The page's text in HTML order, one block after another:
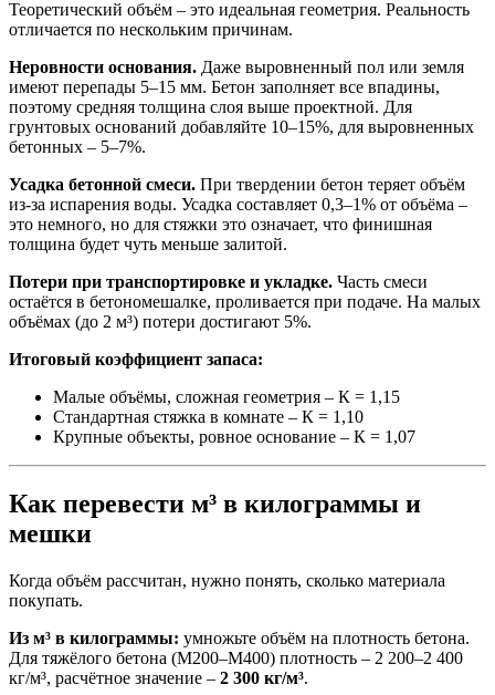
Теоретический объём – это идеальная геометрия. Реальность
отличается по нескольким причинам.
Неровности основания. Даже выровненный пол или земля
имеют перепады 5–15 мм. Бетон заполняет все впадины,
поэтому средняя толщина слоя выше проектной. Для
грунтовых оснований добавляйте 10–15%, для выровненных
бетонных – 5–7%.
Усадка бетонной смеси. При твердении бетон теряет объём
из-за испарения воды. Усадка составляет 0,3–1% от объёма –
это немного, но для стяжки это означает, что финишная
толщина будет чуть меньше залитой.
Потери при транспортировке и укладке. Часть смеси
остаётся в бетономешалке, проливается при подаче. На малых
объёмах (до 2 м³) потери достигают 5%.
Итоговый коэффициент запаса:
Малые объёмы, сложная геометрия – К = 1,15
Стандартная стяжка в комнате – К = 1,10
Крупные объекты, ровное основание – К = 1,07
Как перевести м³ в килограммы и
мешки
Когда объём рассчитан, нужно понять, сколько материала
покупать.
Из м³ в килограммы: умножьте объём на плотность бетона.
Для тяжёлого бетона (М200–М400) плотность – 2 200–2 400
кг/м³, расчётное значение – 2 300 кг/м³.